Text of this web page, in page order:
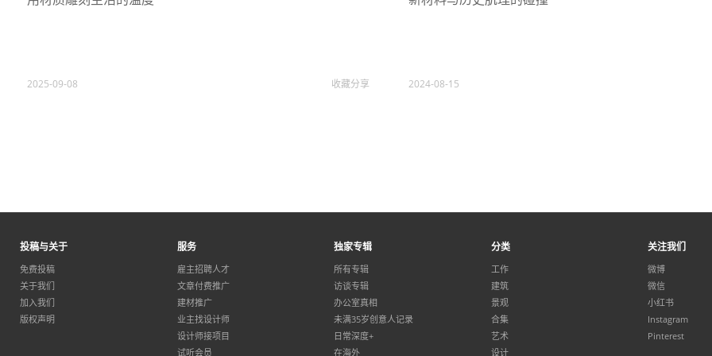
2025-09-08 收藏分享 2024-08-15
投稿与关于
免费投稿
关于我们
加入我们
版权声明
服务
雇主招聘人才
文章付费推广
建材推广
业主找设计师
设计师接项目
试听会员
独家专辑
所有专辑
访谈专辑
办公室真相
未满35岁创意人记录
日常深度+
在海外
分类
工作
建筑
景观
合集
艺术
设计
关注我们
微博
微信
小红书
Instagram
Pinterest